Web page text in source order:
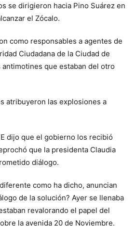
se dirigieron hacia Pino Suárez en
el Zócalo.
como responsables a agentes de
Ciudadana de la Ciudad de
que estaban del otro
atribuyeron las explosiones a
dijo que el gobierno los recibió
que la presidenta Claudia
diálogo.
como ha dicho, anuncian
de la solución? Ayer se llenaba
revalorando el papel del
la avenida 20 de Noviembre.